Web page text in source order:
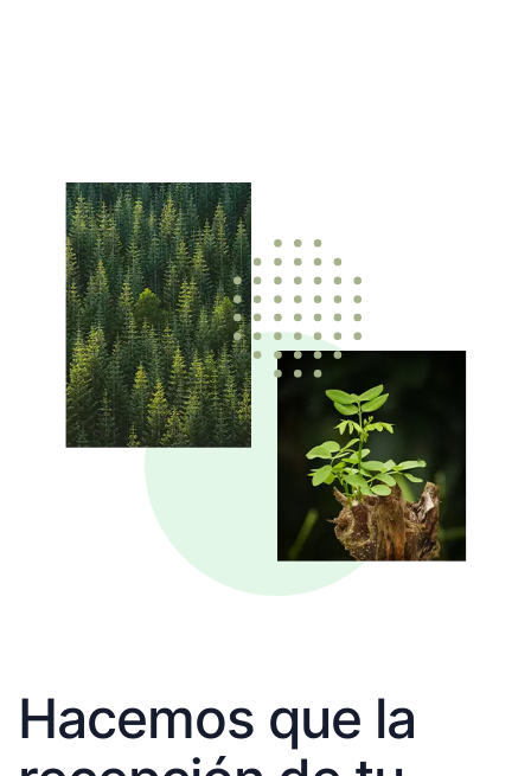
Hacemos que la